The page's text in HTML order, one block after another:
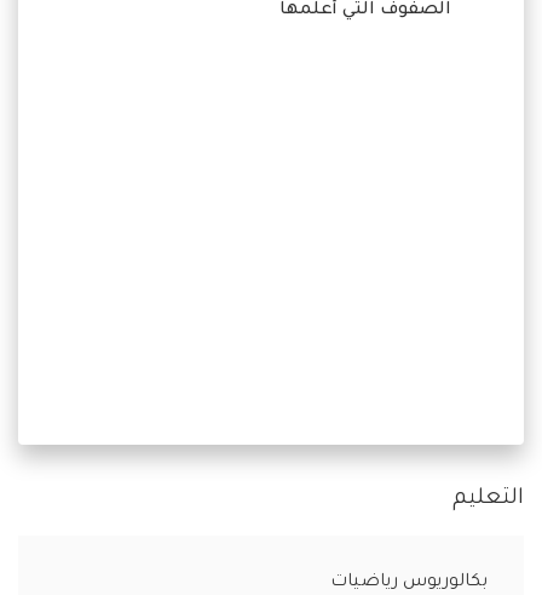
الصفوف التي أعلمها
التعليم
بكالوريوس رياضيات